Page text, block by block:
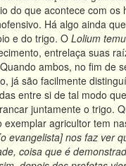
do que acontece com os
Há algo ainda
e do trigo. OLolium
entrelaça suas
ambos, no fim de
já são facilmente
entre si de tal modo
juntamente o trigo.
exemplar agricultor tem
evangelista] nos faz ver
coisa que é